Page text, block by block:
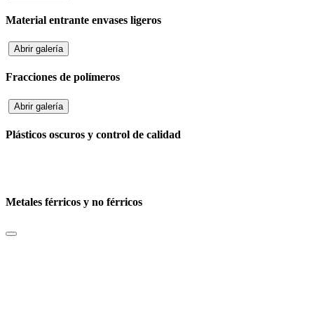
Material entrante envases ligeros
Abrir galería
Fracciones de polímeros
Abrir galería
Plásticos oscuros y control de calidad
Metales férricos y no férricos